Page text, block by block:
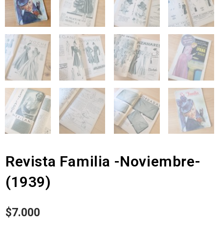
Revista Familia -Noviembre-
(1939)
$7.000